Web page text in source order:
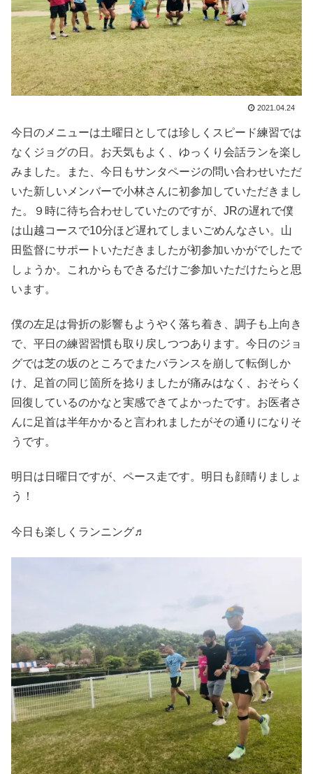
2021.04.24
今日のメニューは土曜日としては珍しくスピード練習では
なくジョグの日。お天気もよく、ゆっくり会話ランを楽し
みました。また、今日もサンタページの問い合わせいただ
いた新しいメンバーで小林さんに初参加していただきまし
た。９時に待ち合わせしていたのですが、JRの遅れで僕
は山越コースで10分ほど遅れてしまいごめんなさい。山
田監督にサポートいただきましたが初参加いかがでしたで
しょうか。これからもできるだけご参加いただけたらと思
います。
僕の左足は骨折の影響もようやく落ち着き、調子も上向き
で、平日の練習習慣も取り戻しつつあります。今日のジョ
グでは芝の坂のところでまたバランスを崩して転倒しか
け、足首の同じ箇所を捻りましたが痛みはなく、おそらく
回復しているのかなと実感できてよかったです。お医者さ
んに足首は半年かかると言われましたがその通りになりそ
うです。
明日は日曜日ですが、ペース走です。明日も顔晴りましょ
う！
今日も楽しくランニング♬